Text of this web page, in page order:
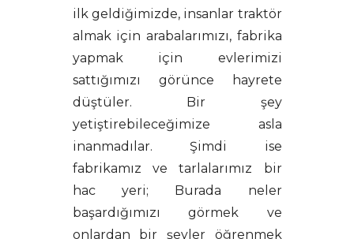
ilk geldiğimizde, insanlar traktör
almak için arabalarımızı, fabrika
yapmak için evlerimizi
sattığımızı görünce hayrete
düştüler. Bir şey
yetiştirebileceğimize asla
inanmadılar. Şimdi ise
fabrikamız ve tarlalarımız bir
hac yeri; Burada neler
başardığımızı görmek ve
onlardan bir şeyler öğrenmek